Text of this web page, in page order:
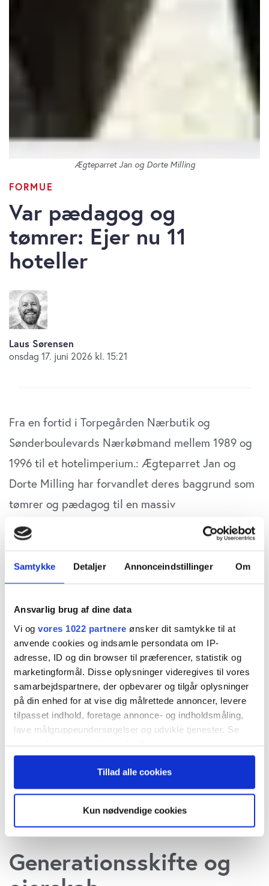
Samtykke Detaljer Annonceindstillinger Om
Ansvarlig brug af dine data
Vi og vores 1022 partnere ønsker dit samtykke til at
anvende cookies og indsamle persondata om IP-
adresse, ID og din browser til præferencer, statistik og
marketingformål. Disse oplysninger videregives til vores
samarbejdspartnere, der opbevarer og tilgår oplysninger
på din enhed for at vise dig målrettede annoncer, levere
tilpasset indhold, foretage annonce- og indholdsmåling,
lave målgruppeundersøgelser og udvikle tjenester. Se
persondatapolitik. Du kan altid trække dit samtykke
tilbage eller ændre indstillinger fra vores
"Cookiedeklaration", eller ved at trykke på "Privacy
Hvis du tillader det, vil vi også gerne:
der kan være nøjagtig inden for få meter
Identificere din enhed baseret på en scanning af
Tillad alle cookies
Kun nødvendige cookies
FORMUE
Var pædagog og
tømrer: Ejer nu 11
hoteller
Laus Sørensen
onsdag 17. juni 2026 kl. 15:21
Ægteparret Jan og Dorte Milling
Fra en fortid i Torpegården Nærbutik og
Sønderboulevards Nærkøbmand mellem 1989 og
1996 til et hotelimperium.: Ægteparret Jan og
Dorte Milling har forvandlet deres baggrund som
tømrer og pædagog til en massiv
formueopbygning med 11 hoteller – det har
senest givet et overskud på 32 millioner og et
ekstra hotel i Vejle.
anlægsinvesteringer på 100 millioner kr.
Det massive kapitalforbrug sænkede Milling
Hotels resultat før skat til 32 millioner kr fra
forrige års 48 millioner kr.
Koncernen fremviser et samlet overskud på 174
er kun realkredit- og banklån for under 300
millioner kr.
Generationsskifte og